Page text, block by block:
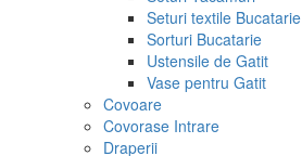
Seturi textile Bucatarie
Sorturi Bucatarie
Ustensile de Gatit
Vase pentru Gatit
Covoare
Covorase Intrare
Draperii